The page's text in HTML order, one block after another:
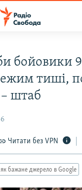
РОКІВ
бойовики 9
тиші,
– штаб
Читати без VPN
бажане джерело в Google